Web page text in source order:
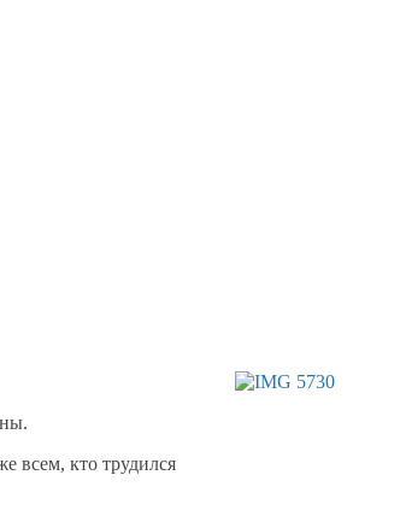
всем, кто трудился